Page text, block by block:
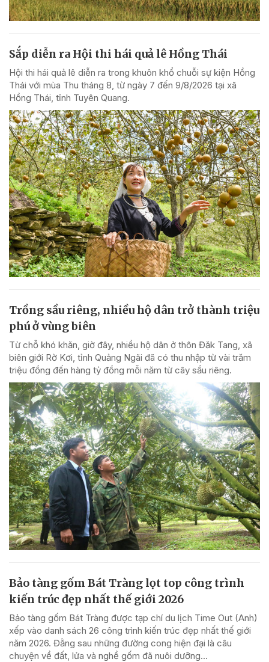
Sắp diễn ra Hội thi hái quả lê Hồng Thái
Hội thi hái quả lê diễn ra trong khuôn khổ chuỗi sự kiện Hồng
Thái với mùa Thu tháng 8, từ ngày 7 đến 9/8/2026 tại xã
Hồng Thái, tỉnh Tuyên Quang.
Trồng sầu riêng, nhiều hộ dân trở thành triệu
phú ở vùng biên
Từ chỗ khó khăn, giờ đây, nhiều hộ dân ở thôn Đăk Tang, xã
biên giới Rờ Kơi, tỉnh Quảng Ngãi đã có thu nhập từ vài trăm
triệu đồng đến hàng tỷ đồng mỗi năm từ cây sầu riêng.
Bảo tàng gốm Bát Tràng lọt top công trình
kiến trúc đẹp nhất thế giới 2026
Bảo tàng gốm Bát Tràng được tạp chí du lịch Time Out (Anh)
xếp vào danh sách 26 công trình kiến trúc đẹp nhất thế giới
năm 2026. Đằng sau những đường cong hiện đại là câu
chuyện về đất, lửa và nghề gốm đã nuôi dưỡng...